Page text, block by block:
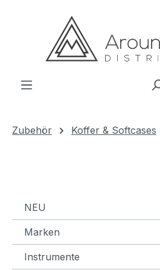
Zum Hauptinhalt springen
Zubehör Koffer & Softcases
NEU
Marken
Instrumente